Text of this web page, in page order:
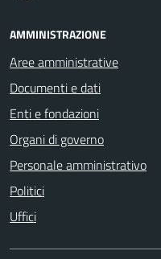
AMMINISTRAZIONE
Aree amministrative
Documenti e dati
Enti e fondazioni
Organi di governo
Personale amministrativo
Politici
Uffici